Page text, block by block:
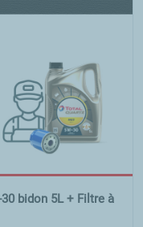
bidon 5L + Filtre à